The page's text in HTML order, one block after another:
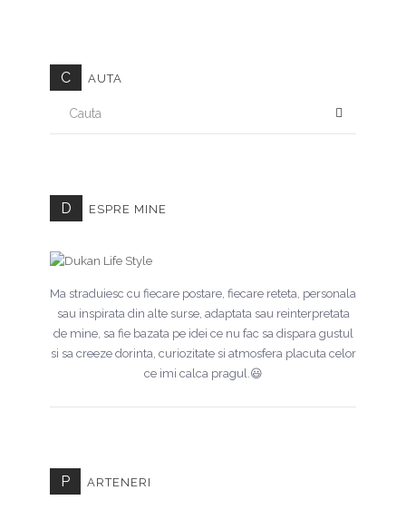
C AUTA
D ESPRE MINE
Ma straduiesc cu fiecare postare, fiecare reteta, personala
sau inspirata din alte surse, adaptata sau reinterpretata
de mine, sa fie bazata pe idei ce nu fac sa dispara gustul
si sa creeze dorinta, curiozitate si atmosfera placuta celor
ce imi calca pragul.😃
P ARTENERI